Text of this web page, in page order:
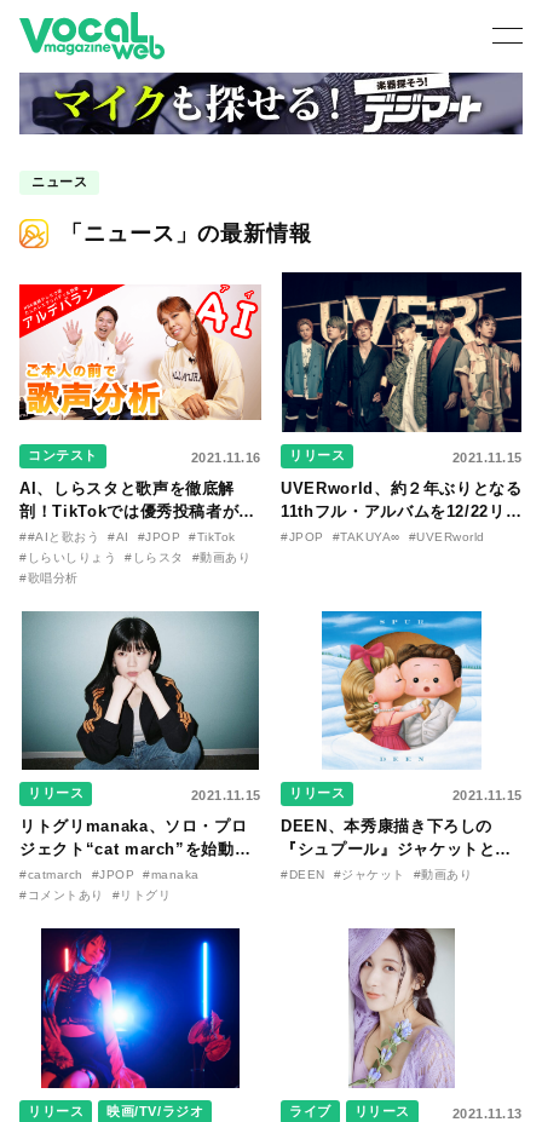
ニュース
「ニュース」の最新情報
コンテスト 2021.11.16
AI、しらスタと歌声を徹底解
剖！TikTokでは優秀投稿者がAI
と共演も
##AIと歌おう #AI #JPOP
#TikTok
#しらいしりょう
#しらスタ
#動画あり
#歌唱分析
リリース 2021.11.15
UVERworld、約２年ぶりとなる
11thフル・アルバムを12/22リリ
ース！
#JPOP #TAKUYA∞ #UVERworld
リリース 2021.11.15
リトグリmanaka、ソロ・プロ
ジェクト“cat march”を始動！
12 / 15に配信２曲「good /
dreamer」をリリース
#catmarch #JPOP
#manaka
#コメントあり
#リトグリ
リリース 2021.11.15
DEEN、本秀康描き下ろしの
『シュプール』ジャケットと限
定盤特典映像の切り抜きを解禁
#DEEN #ジャケット #動画あり
リリース
映画/TV/ラジオ
ライブ リリース 2021.11.13